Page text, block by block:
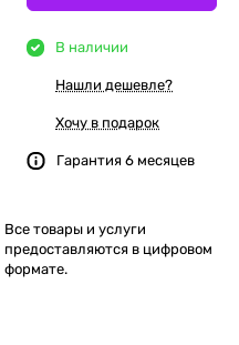
В наличии
Нашли дешевле?
Хочу в подарок
Гарантия 6 месяцев
Все товары и услуги
предоставляются в цифровом
формате.